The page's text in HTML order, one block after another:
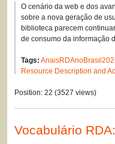
O cenário da web e dos
sobre a nova geração de
biblioteca parecem
de consumo da informação
Tags:
Resource Description and
Position: 22 (3527 views)
Vocabulário